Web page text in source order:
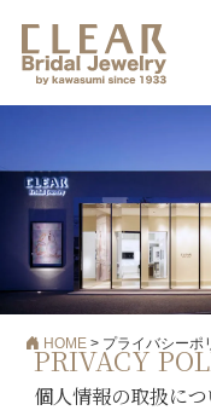
メインナビゲーション
HOME> プライバシーポ
PRIVACY
個人情報の取扱につ